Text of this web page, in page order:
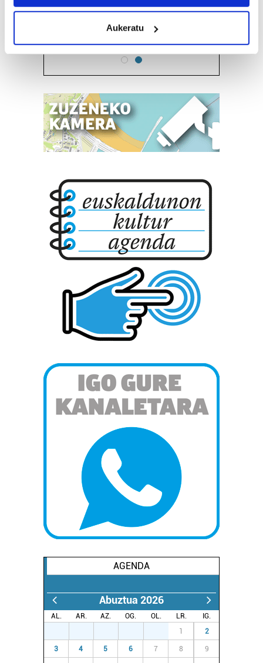
Identify your device by actively scanning it for
specific characteristics (fingerprinting)
Find out more about how your personal data is processed
and set your preferences in thedetails section.
Guk eta gure bazkideek zure datu pertsonalak
prozesatzen ditugu, zure IP zenbakia, besteak beste,
teknologia erabiliz, cookieak adibidez, iragarki eta eduki
pertsonalizatuak eskaintzeko, iragarkiak eta edukia
erabiltzen dituen hauta dezakezu.
Bazkide batzuek ez dizute baimenik eskatzen, eta beren
interes komertzial legitimoetan babesten dira. Ikusi gure
bazkideen zerrenda, beren ustez zein helburutarako
duten interes legitimoa eta horren aurka nola egin
Lortu zure datu pertsonalak prozesatzeko moduari
buruzko informazio gehiago eta ezarri zure lehentasunak
datuen atalean. Edozein unetan alda edo ken dezakezu
zure baimena Cookieen adierazpenean.
Webgune honek cookie propioak eta hirugarrenen cookie-
fitxategiak erabiltzen ditu. Zure esperientzia eta
zerbitzuak hobetzeko asmoz, cookie teknologiaz
baliatzen gara. Ohar hau onartuz gero, teknologia hori
erabiltzeko baimen esplizitua ematen diguzu.
Aukeratu
JATETXEA
AGENDA
Abuztua 2026
AL. AR. AZ. OG. OL. LR.
IG.
1 2
3 4 5 6 7 8 9